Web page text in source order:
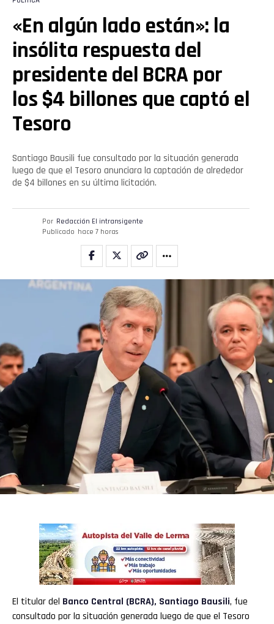
«En algún lado están»: la
insólita respuesta del
presidente del BCRA por
los $4 billones que captó el
Tesoro
Santiago Bausili fue consultado por la situación generada
luego de que el Tesoro anunciara la captación de alrededor
de $4 billones en su última licitación.
Por Redacción El intransigente
Publicado hace 7 horas
El titular del Banco Central (BCRA), Santiago Bausili, fue
consultado por la situación generada luego de que el Tesoro